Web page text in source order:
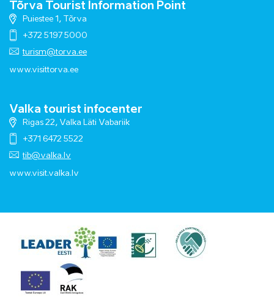
Tõrva Tourist Information Point
Puiestee 1, Tõrva
+372 5197 5000
turism@torva.ee
www.visittorva.ee
Valka tourist infocenter
Rigas 22, Valka Läti Vabariik
+371 6472 5522
tib@valka.lv
www.visit.valka.lv